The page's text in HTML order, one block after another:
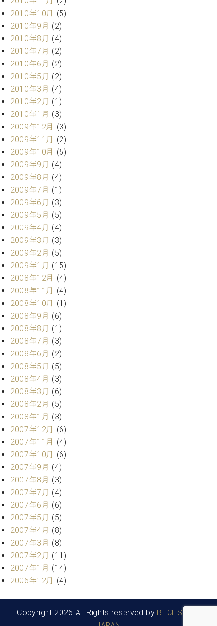
2010年10月 (5)
2010年9月 (2)
2010年8月 (4)
2010年7月 (2)
2010年6月 (2)
2010年5月 (2)
2010年3月 (4)
2010年2月 (1)
2010年1月 (3)
2009年12月 (3)
2009年11月 (2)
2009年10月 (5)
2009年9月 (4)
2009年8月 (4)
2009年7月 (1)
2009年6月 (3)
2009年5月 (5)
2009年4月 (4)
2009年3月 (3)
2009年2月 (5)
2009年1月 (15)
2008年12月 (4)
2008年11月 (4)
2008年10月 (1)
2008年9月 (6)
2008年8月 (1)
2008年7月 (3)
2008年6月 (2)
2008年5月 (5)
2008年4月 (3)
2008年3月 (6)
2008年2月 (5)
2008年1月 (3)
2007年12月 (6)
2007年11月 (4)
2007年10月 (6)
2007年9月 (4)
2007年8月 (3)
2007年7月 (4)
2007年6月 (6)
2007年5月 (5)
2007年4月 (8)
2007年3月 (8)
2007年2月 (11)
2007年1月 (14)
2006年12月 (4)
Copyright 2026 All Rights reserved by BECHSTEIN